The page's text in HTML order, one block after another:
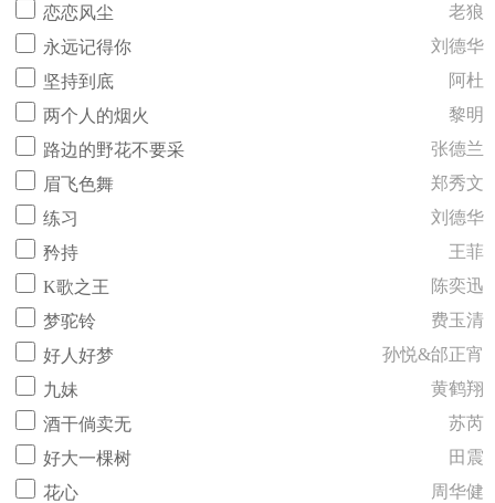
恋恋风尘
老狼
永远记得你
刘德华
坚持到底
阿杜
两个人的烟火
黎明
路边的野花不要采
张德兰
眉飞色舞
郑秀文
练习
刘德华
矜持
王菲
K歌之王
陈奕迅
梦驼铃
费玉清
好人好梦
孙悦&邰正宵
九妹
黄鹤翔
酒干倘卖无
苏芮
好大一棵树
田震
花心
周华健